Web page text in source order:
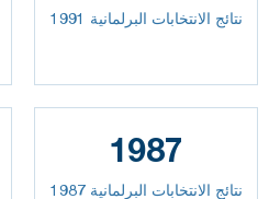
نتائج الانتخابات البرلمانية 1991
1987
نتائج الانتخابات البرلمانية 1987